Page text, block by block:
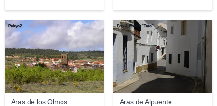
Aras de los Olmos
Pelayo2
Aras de Alpuente
Fco. J. Esteve "Tato"